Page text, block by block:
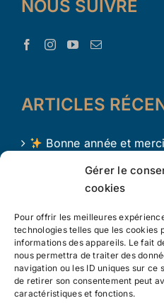
Gérer le
cookies
Pour offrir les meilleures
technologies telles que les cookies
informations des appareils. Le fait
nous permettra de traiter des
navigation ou les ID uniques sur ce
de retirer son consentement peut
caractéristiques et fonctions.
NOUS SUIVRE
ARTICLES
Bonne année et
avec Le Trésor d’Aaron !
Le Trésor d Aaron en
L’apprentissage par le